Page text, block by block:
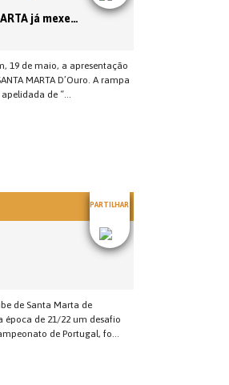
já mexe…
19 de maio, a apresentação
MARTA D’Ouro. A rampa
de “...
PARTILHAR
de Santa Marta de
época de 21/22 um desafio
de Portugal, fo...